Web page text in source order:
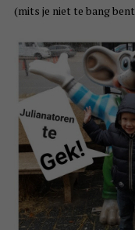
(mits je niet te bang bent